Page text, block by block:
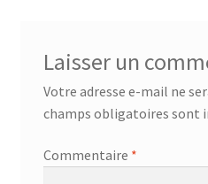
Laisser un
Votre adresse e-mail ne
champs obligatoires sont
Commentaire *